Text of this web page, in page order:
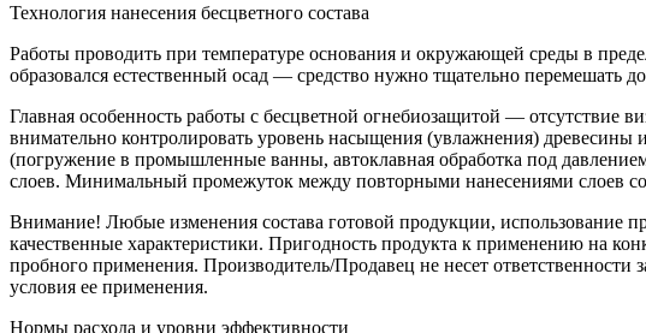
Технология нанесения бесцветного состава
Работы проводить при температуре основания и окружающей среды в
образовался естественный осад — средство нужно тщательно перемешать
Главная особенность работы с бесцветной огнебиозащитой — отсутствие
внимательно контролировать уровень насыщения (увлажнения) древесины
(погружение в промышленные ванны, автоклавная обработка под
слоев. Минимальный промежуток между повторными нанесениями слоев
Внимание! Любые изменения состава готовой продукции, использование
качественные характеристики. Пригодность продукта к применению на
пробного применения. Производитель/Продавец не несет
условия ее применения.
Нормы расхода и уровни эффективности